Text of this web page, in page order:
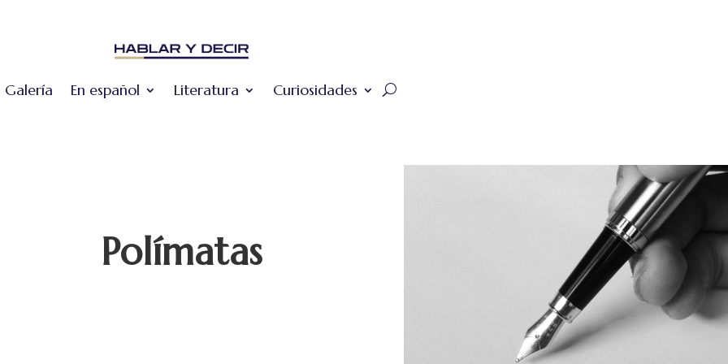
Galería En español Literatura Curiosidades
Polímatas